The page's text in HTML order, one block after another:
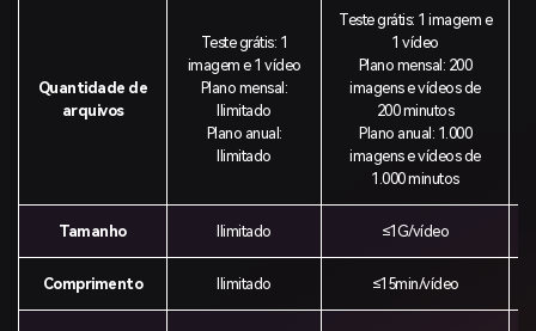
Quantidade de
arquivos
Teste grátis: 1
imagem e 1 vídeo
Plano mensal:
Ilimitado
Plano anual:
Ilimitado
Teste grátis: 1 imagem e
1 vídeo
Plano mensal: 200
imagens e vídeos de
200 minutos
Plano anual: 1.000
imagens e vídeos de
1.000 minutos
Tamanho Ilimitado ≤1G/vídeo
Comprimento Ilimitado ≤15min/vídeo